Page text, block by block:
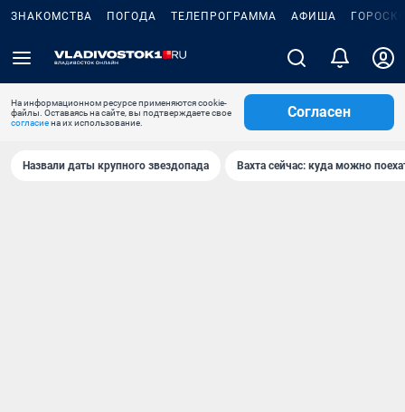
ЗНАКОМСТВА ПОГОДА ТЕЛЕПРОГРАММА АФИША
На информационном ресурсе применяются cookie-
файлы. Оставаясь на сайте, вы подтверждаете свое
согласиена их использование.
Согласен
Назвали даты крупного звездопада Вахта сейчас: куда можно